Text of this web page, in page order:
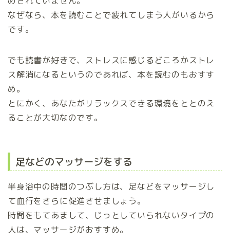
なぜなら、本を読むことで疲れてしまう人がいるから
です。
でも読書が好きで、ストレスに感じるどころかストレ
ス解消になるというのであれば、本を読むのもおすす
め。
とにかく、あなたがリラックスできる環境をととのえ
ることが大切なのです。
足などのマッサージをする
半身浴中の時間のつぶし方は、足などをマッサージし
て血行をさらに促進させましょう。
時間をもてあまして、じっとしていられないタイプの
人は、マッサージがおすすめ。